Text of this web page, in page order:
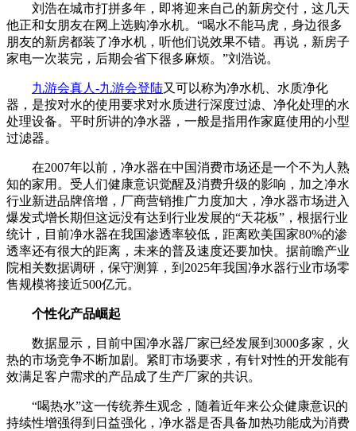
刘浩在城市打拼多年，即将迎来自己的新房交付，这几天
他正和女朋友在网上选购净水机。“喝水不能马虎，身边很多
朋友的新房都装了净水机，听他们说效果不错。再说，新房子
家电一次装完，后期会省下很多麻烦。”刘浩说。
九游会真人-九游会登陆又可以称为净水机、水质净化
器，是按对水的使用要求对水质进行深度过滤、净化处理的水
处理设备。平时所讲的净水器，一般是指用作家庭使用的小型
过滤器。
在2007年以前，净水器在中国消费市场还是一个不为人熟
知的家用。受人们健康意识觉醒及消费升级的影响，加之净水
行业新进品牌倍增，厂商营销推广力度加大，净水器市场进入
爆发式增长期但这远没有达到行业发展的“天花板”，根据行业
统计，目前净水器在我国渗透率较低，距离欧美国家80%的渗
透率还有很大的距离，未来的普及速度还要加快。据前瞻产业
院相关数据调研，保守测算，到2025年我国净水器行业市场零
售规模将接近500亿元。
个性化产品崛起
数据显示，目前中国净水器厂家已经发展到3000多家，火
热的市场竞争不断加剧。紧盯市场要求，有针对性的开发能有
效满足客户需求的产品成了生产厂家的共识。
“喝热水”这一传统养生观念，随着近年来公众健康意识的
持续性增强得到日益强化，净水器是否具备加热功能成为消费